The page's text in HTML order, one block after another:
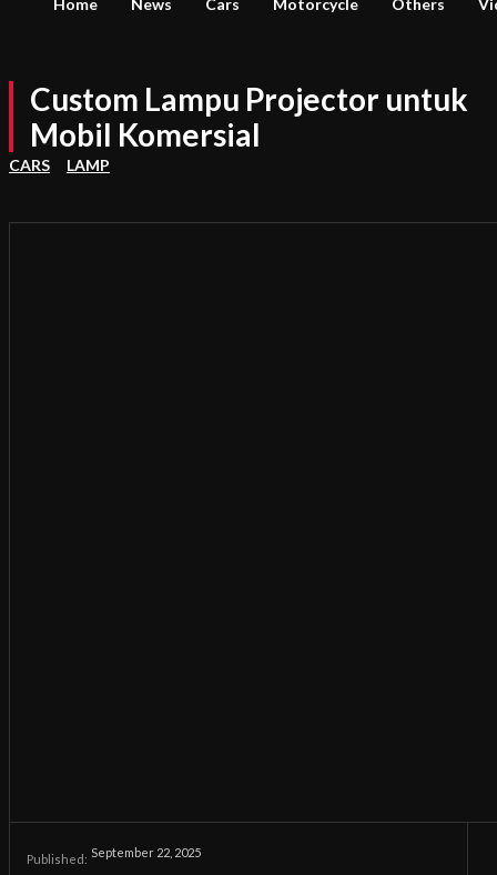
Home News Cars Motorcycle Others
Custom Lampu Projector untuk
Mobil Komersial
CARS LAMP
Published: September 22, 2025